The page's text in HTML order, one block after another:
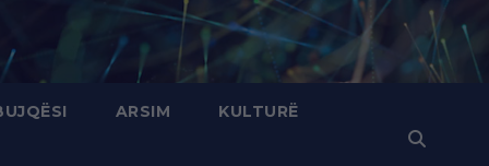
ARSIM KULTURË